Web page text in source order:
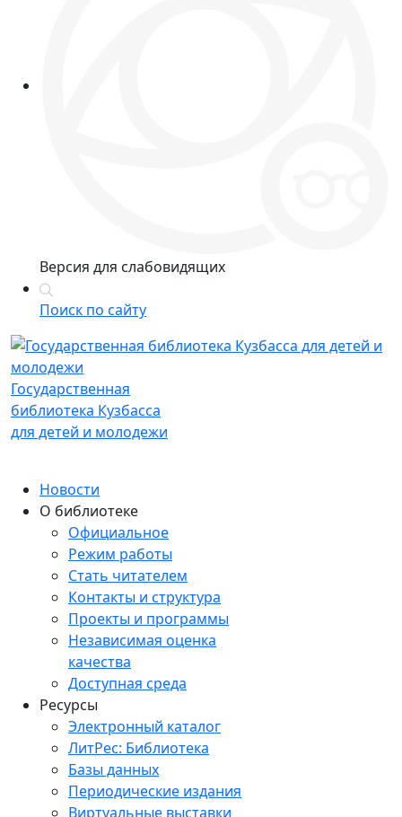
Версия для слабовидящих
Поиск по сайту
Государственная
библиотека Кузбасса
для детей и молодежи
Новости
О библиотеке
Официальное
Режим работы
Стать читателем
Контакты и структура
Проекты и программы
Независимая оценка
качества
Доступная среда
Ресурсы
Электронный каталог
ЛитРес: Библиотека
Базы данных
Периодические издания
Виртуальные выставки